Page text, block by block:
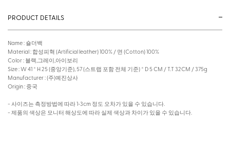
PRODUCT DETAILS
Name : 숄더백
Material : 합성피혁 (Artificial leather) 100% / 면 (Cotton) 100%
Color : 블랙,그레이,아이보리
Size : W 41 * H 25 (중앙기준), 57 (스트랩 포함 전체 기준) * D 5 CM / T.T 32CM / 375g
Manufacturer : (주)예진상사
Origin : 중국
- 사이즈는 측정방법에 따라 1~3cm 정도 오차가 있을 수 있습니다.
- 제품의 색상은 모니터 해상도에 따라 실제 색상과 차이가 있을 수 있습니다.